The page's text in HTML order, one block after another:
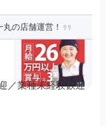
の店舗運営！
／業種未経験歓迎